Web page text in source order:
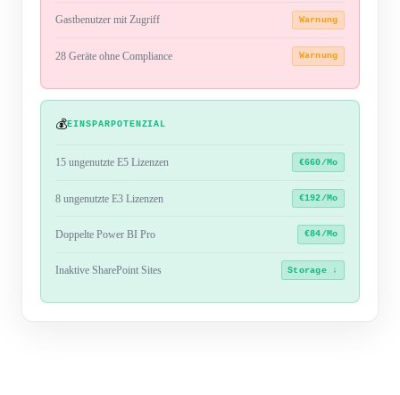
Gastbenutzer mit Zugriff Warnung
28 Geräte ohne Compliance Warnung
💰EINSPARPOTENZIAL
15 ungenutzte E5 Lizenzen €660/Mo
8 ungenutzte E3 Lizenzen €192/Mo
Doppelte Power BI Pro €84/Mo
Inaktive SharePoint Sites Storage ↓